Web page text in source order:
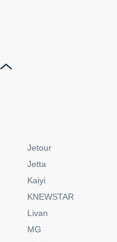
Jetour
Jetta
Kaiyi
KNEWSTAR
Livan
MG